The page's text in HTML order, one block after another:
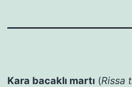
Kara bacaklı martı (Rissa